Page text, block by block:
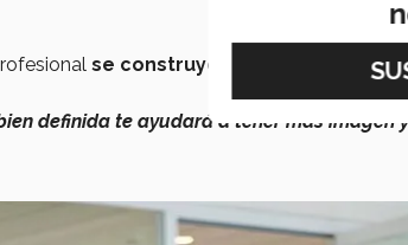
se construye con experiencias
definida te ayudará a tener más imagen